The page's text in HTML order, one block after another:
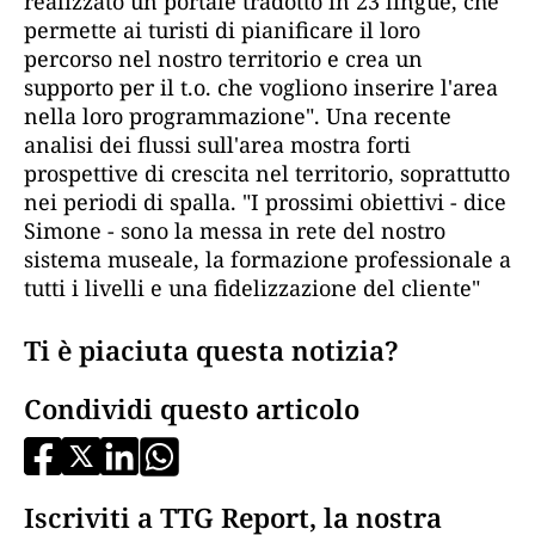
permette ai turisti di pianificare il loro
percorso nel nostro territorio e crea un
supporto per il t.o. che vogliono inserire l'area
nella loro programmazione". Una recente
analisi dei flussi sull'area mostra forti
prospettive di crescita nel territorio, soprattutto
nei periodi di spalla. "I prossimi obiettivi - dice
Simone - sono la messa in rete del nostro
sistema museale, la formazione professionale a
tutti i livelli e una fidelizzazione del cliente"
Ti è piaciuta questa notizia?
Condividi questo articolo
Iscriviti a TTG Report, la nostra